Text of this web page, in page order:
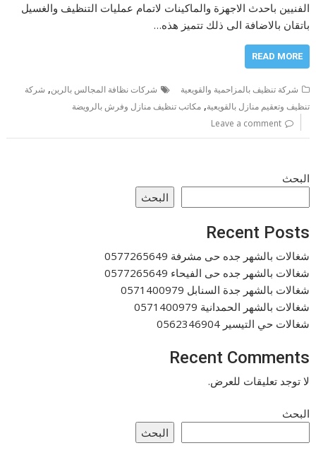
الفنيين باحدث الاجهزة والماكينات لاتمام عمليات التنظيف والغسيل
باتقان بالاضافة الى ذلك تتميز هذه…
READ MORE
شركة تنظيف بالمزاحمية والقويعية شركات نظافة المجالس بالرين, شركة
تنظيف وتعقيم منازل بالقويعية,مكاتب تنظيف منازل وفرش بالرويضة
Leave a comment
البحث
البحث
Recent Posts
شغالات بالشهر جده حى مشرفة 0577265649
شغالات بالشهر جده حى الفيحاء 0577265649
شغالات بالشهر جدة السنابل 0571400979
شغالات بالشهر الحمدانية 0571400979
شغالات حي التيسير 0562346904
Recent Comments
لا توجد تعليقات للعرض.
البحث
البحث